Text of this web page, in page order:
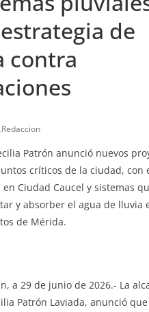
de
contra
Redaccion
Patrón anunció nuevos
críticos de la ciudad, con
Ciudad Caucel y sistemas
y absorber el agua de lluvia
de Mérida.
a 29 de junio de 2026.- La
Patrón Laviada, anunció